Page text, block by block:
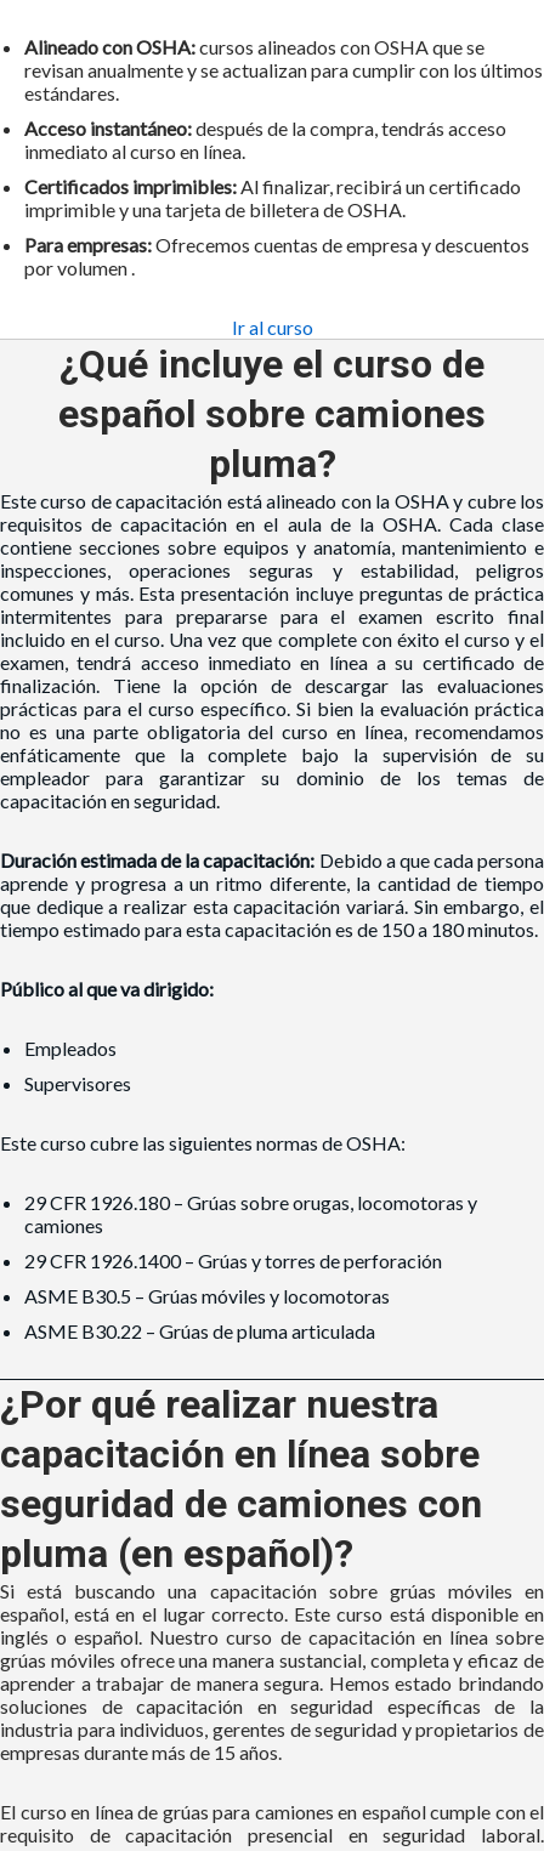
Alineado con OSHA:cursos alineados con OSHA que se
revisan anualmente y se actualizan para cumplir con los últimos
estándares.
Acceso instantáneo:después de la compra, tendrás acceso
inmediato al curso en línea.
Certificados imprimibles: Al finalizar, recibirá un certificado
imprimible y una tarjeta de billetera de OSHA.
Para empresas:Ofrecemos cuentas de empresa y descuentos
por volumen .
Ir al curso
¿Qué incluye el curso de
español sobre camiones
pluma?
Este curso de capacitación está alineado con la OSHA y cubre los
requisitos de capacitación en el aula de la OSHA. Cada clase
contiene secciones sobre equipos y anatomía, mantenimiento e
inspecciones, operaciones seguras y estabilidad, peligros
comunes y más. Esta presentación incluye preguntas de práctica
intermitentes para prepararse para el examen escrito final
incluido en el curso. Una vez que complete con éxito el curso y el
examen, tendrá acceso inmediato en línea a su certificado de
finalización. Tiene la opción de descargar las evaluaciones
prácticas para el curso específico. Si bien la evaluación práctica
no es una parte obligatoria del curso en línea, recomendamos
enfáticamente que la complete bajo la supervisión de su
empleador para garantizar su dominio de los temas de
capacitación en seguridad.
Duración estimada de la capacitación: Debido a que cada persona
aprende y progresa a un ritmo diferente, la cantidad de tiempo
que dedique a realizar esta capacitación variará. Sin embargo, el
tiempo estimado para esta capacitación es de 150 a 180 minutos.
Público al que va dirigido:
Empleados
Supervisores
Este curso cubre las siguientes normas de OSHA:
29 CFR 1926.180 – Grúas sobre orugas, locomotoras y
camiones
29 CFR 1926.1400 – Grúas y torres de perforación
ASME B30.5 – Grúas móviles y locomotoras
ASME B30.22 – Grúas de pluma articulada
¿Por qué realizar nuestra
capacitación en línea sobre
seguridad de camiones con
pluma (en español)?
Si está buscando una capacitación sobre grúas móviles en
español, está en el lugar correcto. Este curso está disponible en
inglés o español. Nuestro curso de capacitación en línea sobre
grúas móviles ofrece una manera sustancial, completa y eficaz de
aprender a trabajar de manera segura. Hemos estado brindando
soluciones de capacitación en seguridad específicas de la
industria para individuos, gerentes de seguridad y propietarios de
empresas durante más de 15 años.
El curso en líneade grúas para camiones en español cumple con el
requisito de capacitación presencial en seguridad laboral.